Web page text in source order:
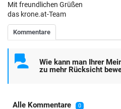
Mit freundlichen Grüßen
das krone.at-Team